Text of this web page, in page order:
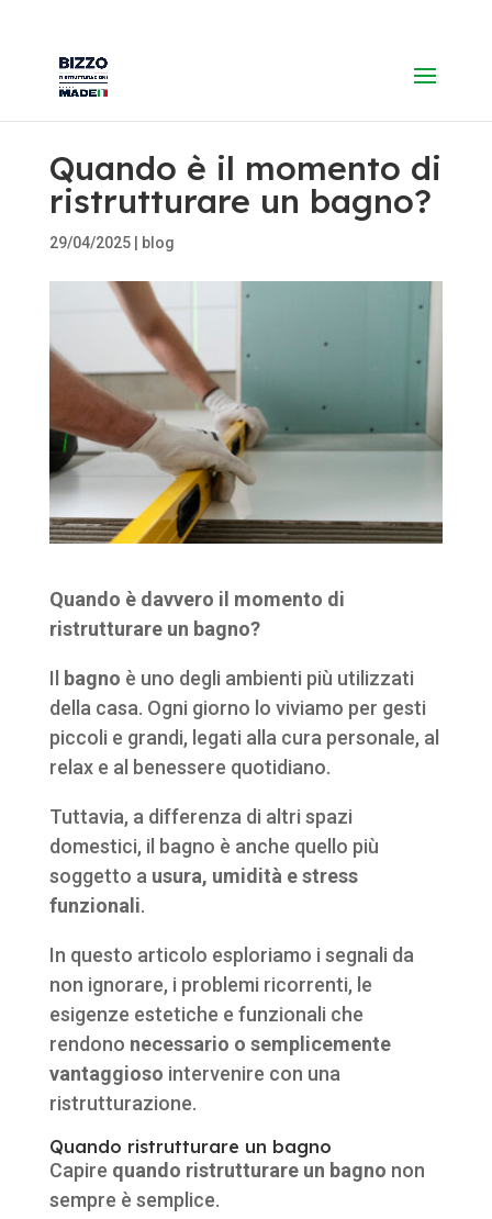
Quando è il momento di
ristrutturare un bagno?
29/04/2025| blog
Quando è davvero il momento di
ristrutturare un bagno?
Il bagno è uno degli ambienti più utilizzati
della casa. Ogni giorno lo viviamo per gesti
piccoli e grandi, legati alla cura personale, al
relax e al benessere quotidiano.
Tuttavia, a differenza di altri spazi
domestici, il bagno è anche quello più
soggetto a usura, umidità e stress
funzionali.
In questo articolo esploriamo i segnali da
non ignorare, i problemi ricorrenti, le
esigenze estetiche e funzionali che
rendono necessario o semplicemente
vantaggioso intervenire con una
ristrutturazione.
Quando ristrutturare un bagno
Capire quando ristrutturare un bagno non
sempre è semplice.